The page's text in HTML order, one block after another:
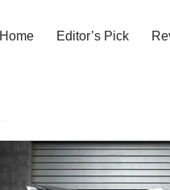
Home Editor’s Pick